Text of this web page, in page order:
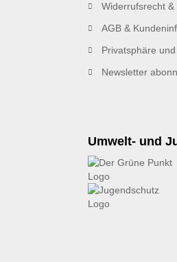
Widerrufsrecht
AGB &
Privatsphäre
Newsletter
Umwelt- und